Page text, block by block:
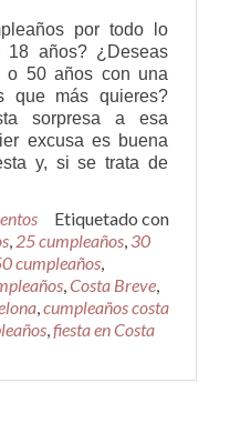
por todo lo
18 años? ¿Deseas
o 50 años con una
más quieres?
sorpresa a esa
excusa es buena
y, si se trata de
Etiquetado con
, 25 cumpleaños, 30
cumpleaños,
,Costa Breve,
,cumpleaños costa
,fiesta en Costa